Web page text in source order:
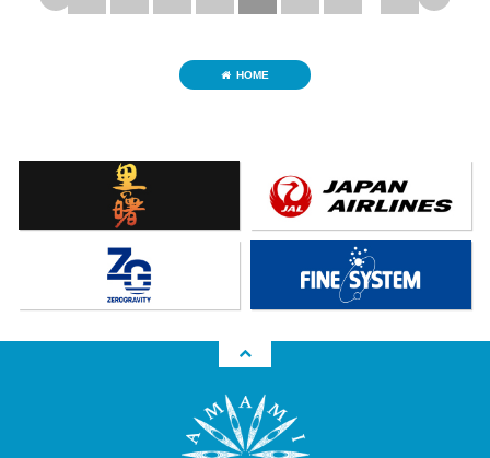
HOME